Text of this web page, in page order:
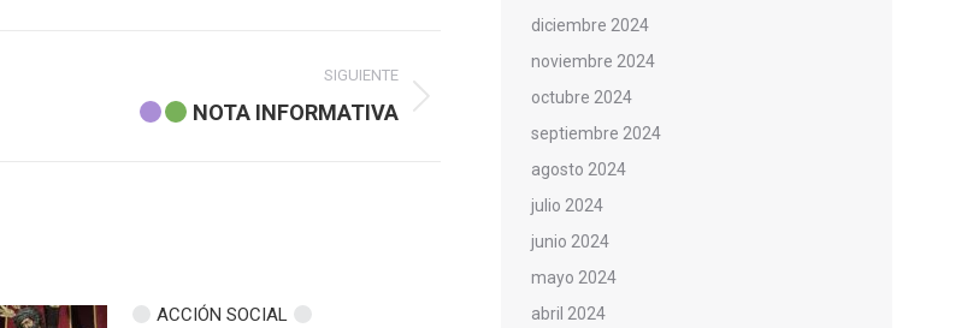
SIGUIENTE
NOTA INFORMATIVA
ACCIÓN SOCIAL
diciembre 2024
noviembre 2024
octubre 2024
septiembre 2024
agosto 2024
julio 2024
junio 2024
mayo 2024
abril 2024